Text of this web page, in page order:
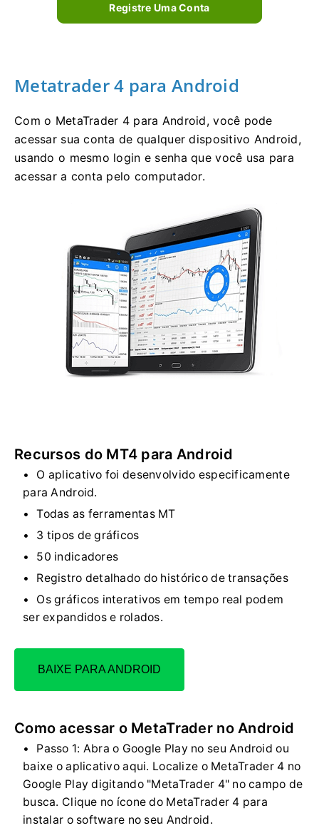
Registre Uma Conta
Metatrader 4 para Android
Com o MetaTrader 4 para Android, você pode
acessar sua conta de qualquer dispositivo Android,
usando o mesmo login e senha que você usa para
acessar a conta pelo computador.
Recursos do MT4 para Android
O aplicativo foi desenvolvido especificamente
para Android.
Todas as ferramentas MT
3 tipos de gráficos
50 indicadores
Registro detalhado do histórico de transações
Os gráficos interativos em tempo real podem
ser expandidos e rolados.
BAIXE PARA ANDROID
Como acessar o MetaTrader no Android
Passo 1: Abra o Google Play no seu Android ou
baixe o aplicativo aqui. Localize o MetaTrader 4 no
Google Play digitando "MetaTrader 4" no campo de
busca. Clique no ícone do MetaTrader 4 para
instalar o software no seu Android.